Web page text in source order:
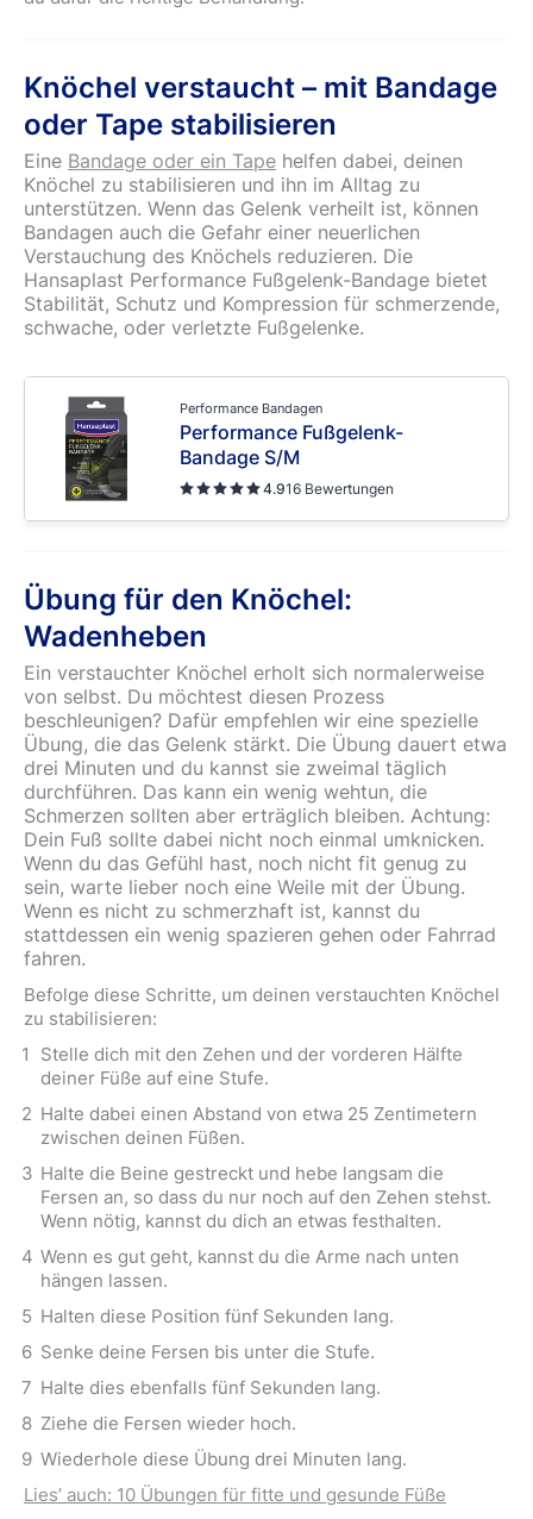
Knöchel verstaucht – mit Bandage
oder Tape stabilisieren
Eine Bandage oder ein Tape helfen dabei, deinen
Knöchel zu stabilisieren und ihn im Alltag zu
unterstützen. Wenn das Gelenk verheilt ist, können
Bandagen auch die Gefahr einer neuerlichen
Verstauchung des Knöchels reduzieren. Die
Hansaplast Performance Fußgelenk-Bandage bietet
Stabilität, Schutz und Kompression für schmerzende,
schwache, oder verletzte Fußgelenke.
Performance Bandagen
Performance Fußgelenk-
Bandage S/M
4.916 Bewertungen
Übung für den Knöchel:
Wadenheben
Ein verstauchter Knöchel erholt sich normalerweise
von selbst. Du möchtest diesen Prozess
beschleunigen? Dafür empfehlen wir eine spezielle
Übung, die das Gelenk stärkt. Die Übung dauert etwa
drei Minuten und du kannst sie zweimal täglich
durchführen. Das kann ein wenig wehtun, die
Schmerzen sollten aber erträglich bleiben. Achtung:
Dein Fuß sollte dabei nicht noch einmal umknicken.
Wenn du das Gefühl hast, noch nicht fit genug zu
sein, warte lieber noch eine Weile mit der Übung.
Wenn es nicht zu schmerzhaft ist, kannst du
stattdessen ein wenig spazieren gehen oder Fahrrad
fahren.
Befolge diese Schritte, um deinen verstauchten Knöchel
zu stabilisieren:
Stelle dich mit den Zehen und der vorderen Hälfte
deiner Füße auf eine Stufe.
Halte dabei einen Abstand von etwa 25 Zentimetern
zwischen deinen Füßen.
Halte die Beine gestreckt und hebe langsam die
Fersen an, so dass du nur noch auf den Zehen stehst.
Wenn nötig, kannst du dich an etwas festhalten.
Wenn es gut geht, kannst du die Arme nach unten
hängen lassen.
Halten diese Position fünf Sekunden lang.
Senke deine Fersen bis unter die Stufe.
Halte dies ebenfalls fünf Sekunden lang.
Ziehe die Fersen wieder hoch.
Wiederhole diese Übung drei Minuten lang.
Lies’ auch: 10 Übungen für fitte und gesunde Füße